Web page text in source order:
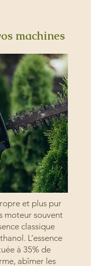
machines
et plus pur
moteur souvent
classique
L’essence
à 35% de
abîmer les